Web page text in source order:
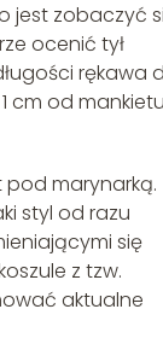
jest zobaczyć
ocenić tył
rękawa
cm od mankietu
pod marynarką.
styl od razu
się
z tzw.
aktualne